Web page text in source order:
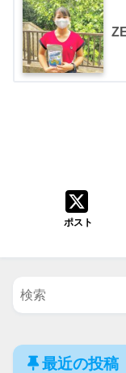
ポスト
最近の投稿